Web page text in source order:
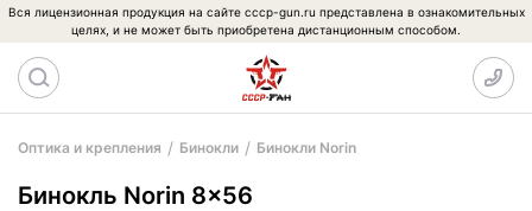
Вся лицензионная продукция на сайте cccp-gun.ru представлена в ознакомительных
целях, и не может быть приобретена дистанционным способом.
Оптика и крепления Бинокли Бинокли Norin
Бинокль Norin 8x56